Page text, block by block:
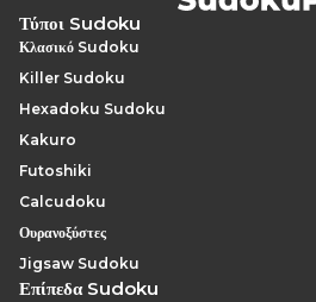
Τύποι Sudoku
Κλασικό Sudoku
Killer Sudoku
Hexadoku Sudoku
Kakuro
Futoshiki
Calcudoku
Ουρανοξύστες
Jigsaw Sudoku
Επίπεδα Sudoku